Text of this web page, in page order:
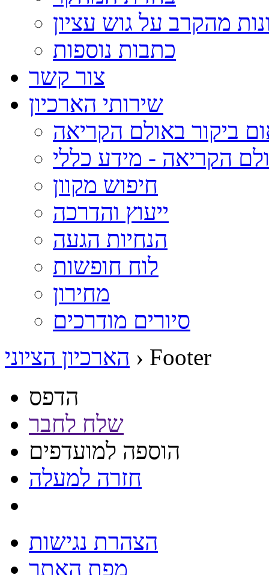
מהקרב על גוש עציון
כתבות נוספות
צור קשר
שירותי הארכיון
ביקור באולם הקריאה
הקריאה - מידע כללי
חיפוש מקוון
ייעוץ והדרכה
הנחיות הגעה
לוח חופשות
מחירון
סיורים מודרכים
הארכיון הציוני › Footer
הדפס
שלח לחבר
הוספה למועדפים
חזרה למעלה
הצהרת נגישות
מפת האתר